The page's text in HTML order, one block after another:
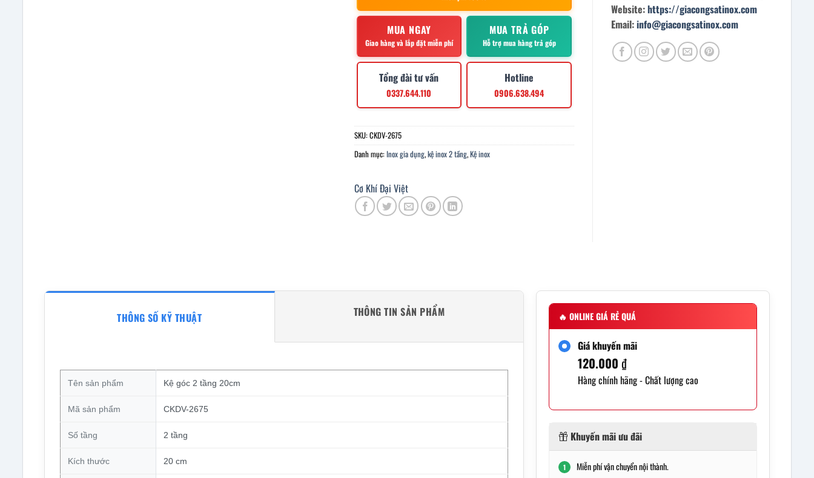
MUA NGAY
Giao hàng và lắp đặt miễn phí
MUA TRẢ GÓP
Hỗ trợ mua hàng trả góp
Tổng đài tư vấn
0337.644.110
Hotline
0906.638.494
SKU:CKDV-2675
Danh mục: Inox gia dụng,kệ inox 2 tầng,Kệ inox
Cơ Khí Đại Việt
Website:https://giacongsatinox.com
Email:info@giacongsatinox.com
THÔNG SỐ KỸ THUẬT THÔNG TIN SẢN PHẨM
Tên sản phẩm Kệ góc 2 tầng 20cm
Mã sản phẩm CKDV-2675
Số tầng 2 tầng
Kích thước 20 cm
🔥 ONLINE GIÁ RẺ QUÁ
Giá khuyến mãi
120.000 ₫
Hàng chính hãng - Chất lượng cao
Khuyến mãi ưu đãi
1 Miễn phí vận chuyển nội thành.